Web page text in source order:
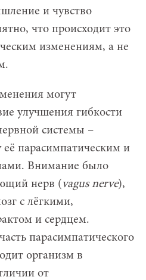
и чувство
что происходит это
изменениям, а не
могут
улучшения гибкости
системы –
парасимпатическим и
Внимание было
нерв (vagus nerve),
с лёгкими,
и сердцем.
парасимпатического
организм в
от